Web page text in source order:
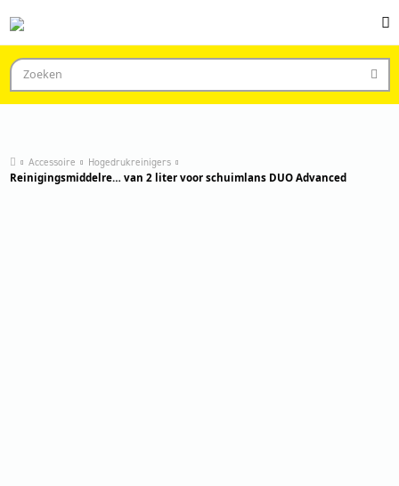
Accessoire Hogedrukreinigers
Reinigingsmiddelre… van 2 liter voor schuimlans DUO Advanced